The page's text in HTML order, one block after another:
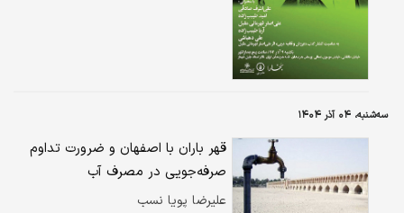
سه‌شنبه، ۰۴ آذر ۱۴۰۴
قهر باران با اصفهان و ضرورت تداوم
صرفه‌جویی در مصرف آب
علیرضا پویا نسب